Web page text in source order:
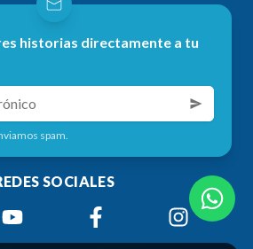
historias directamente a tu
spam.
SOCIALES